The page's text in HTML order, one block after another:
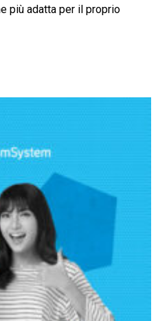
più adatta per il proprio